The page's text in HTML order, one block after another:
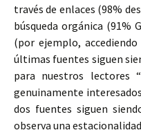
través de enlaces (98%
búsqueda orgánica (91%
(por ejemplo,
últimas fuentes siguen
para nuestros lectores
genuinamente
dos fuentes siguen
observa una